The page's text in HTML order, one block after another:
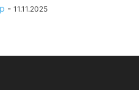
- 11.11.2025